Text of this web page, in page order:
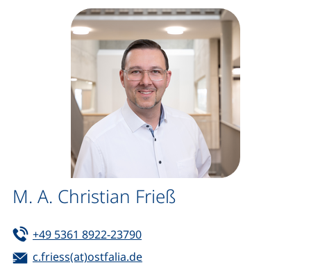
M. A. Christian Frieß
Tel:
+49 5361 8922-23790(startet einen Telefonanruf,
E-Mail:
c.friess(at)ostfalia.de(öffnet Ihr E-Mail-Programm)